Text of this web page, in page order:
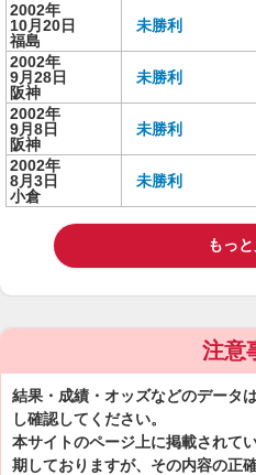
2002年
10月20日
福島
未勝利
2002年
9月28日
阪神
未勝利
2002年
9月8日
阪神
未勝利
2002年
8月3日
小倉
未勝利
もっ
注意
結果・成績・オッズなどのデータ
し確認してください。
本サイトのページ上に掲載されて
期しておりますが、その内容の正